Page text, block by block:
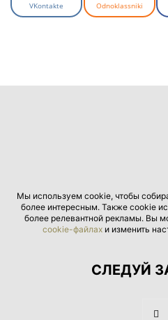
VKontakte Odnoklassniki
Мы используем cookie, чтобы
более интересным. Также cookie
более релевантной рекламы. Вы
cookie-файлах и изменить
СЛЕДУЙ